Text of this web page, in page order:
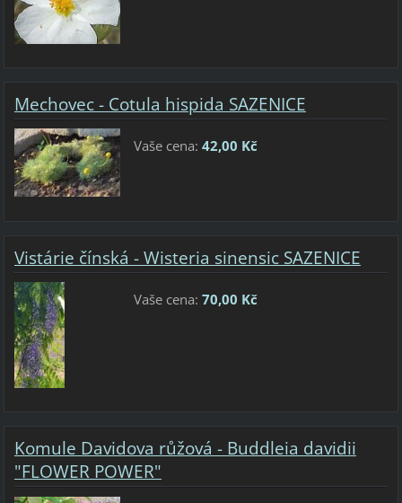
Mechovec - Cotula hispida SAZENICE
Vaše cena: 42,00 Kč
Vistárie čínská - Wisteria sinensic SAZENICE
Vaše cena: 70,00 Kč
Komule Davidova růžová - Buddleia davidii
"FLOWER POWER"